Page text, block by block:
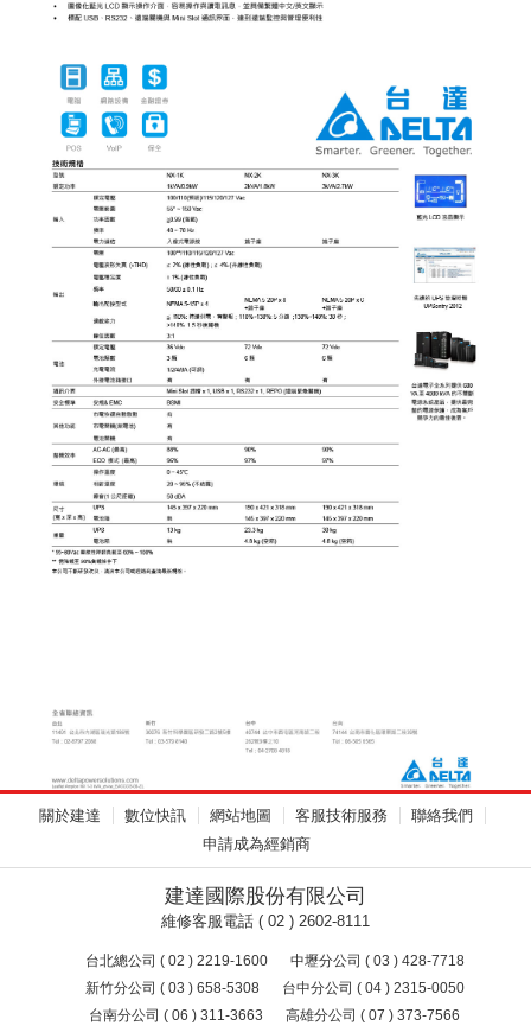
關於建達 數位快訊 網站地圖 客服技術服務
聯絡我們
申請成為經銷商
建達國際股份有限公司
維修客服電話 ( 02 ) 2602-8111
台北總公司 ( 02 ) 2219-1600
中壢分公司 ( 03 ) 428-7718
新竹分公司 ( 03 ) 658-5308
台中分公司 ( 04 ) 2315-0050
台南分公司 ( 06 ) 311-3663
高雄分公司 ( 07 ) 373-7566